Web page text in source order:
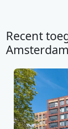
Recent
Amsterdam